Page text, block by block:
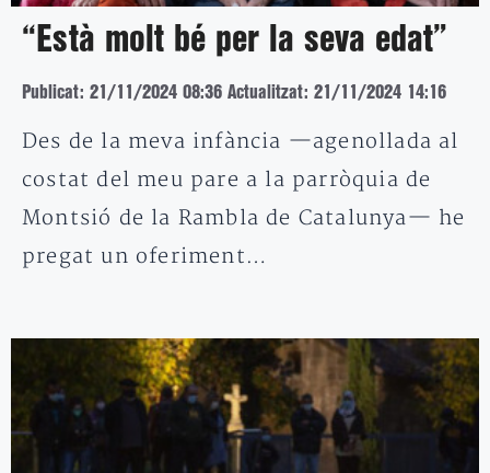
“Està molt bé per la seva edat”
Publicat: 21/11/2024 08:36 Actualitzat: 21/11/2024 14:16
Des de la meva infància —agenollada al
costat del meu pare a la parròquia de
Montsió de la Rambla de Catalunya— he
pregat un oferiment…